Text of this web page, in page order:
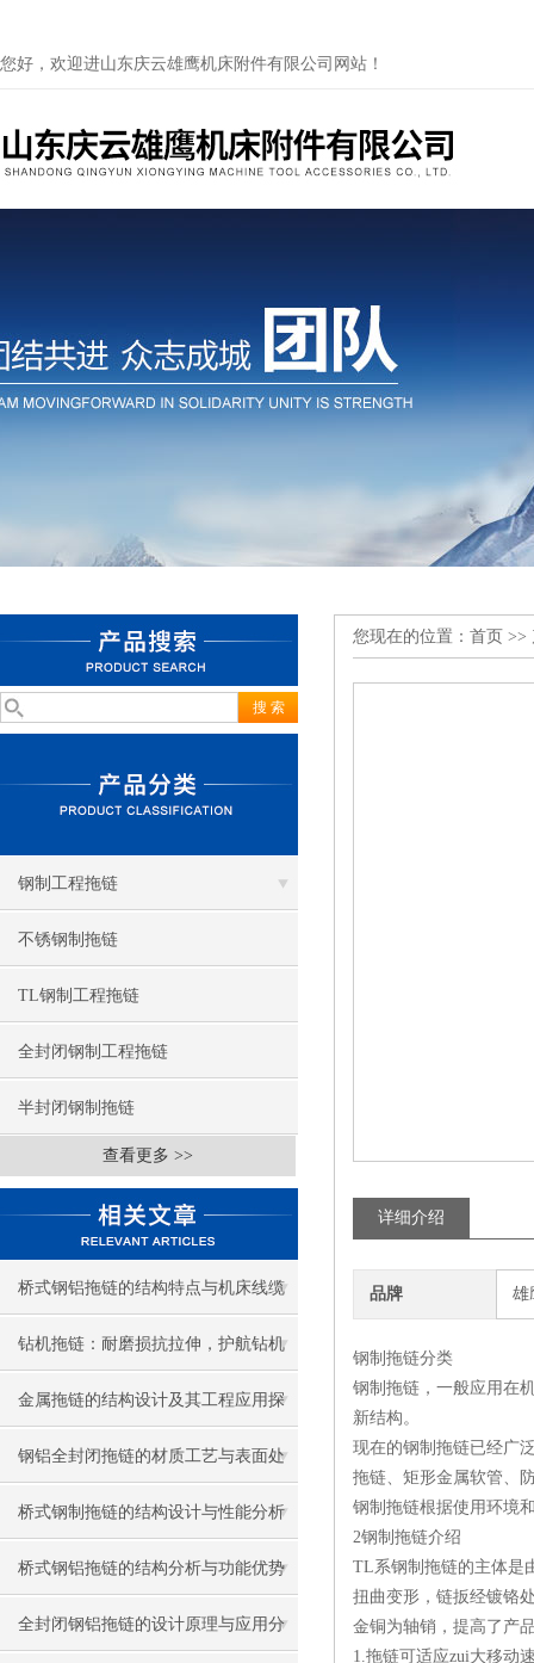
您好，欢迎进山东庆云雄鹰机床附件有限公司网站！
钢制工程拖链
不锈钢制拖链
TL钢制工程拖链
全封闭钢制工程拖链
半封闭钢制拖链
查看更多 >>
桥式钢铝拖链的结构特点与机床线缆
防护应用
钻机拖链：耐磨损抗拉伸，护航钻机
线缆稳定运行
金属拖链的结构设计及其工程应用探
讨
钢铝全封闭拖链的材质工艺与表面处
理
桥式钢制拖链的结构设计与性能分析
桥式钢铝拖链的结构分析与功能优势
全封闭钢铝拖链的设计原理与应用分
您现在的位置： 首页 >>
详细介绍
品牌 雄
钢制拖链分类
钢制拖链，一般应用在
新结构。
现在的钢制拖链已经广
拖链、矩形金属软管、
钢制拖链根据使用环境
2钢制拖链介绍
TL系钢制拖链的主体是
扭曲变形，链扳经镀铬
金铜为轴销，提高了产
1.拖链可适应zui大移动